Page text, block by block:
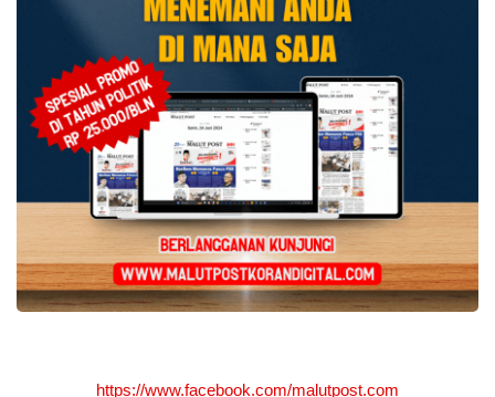
https://www.facebook.com/malutpost.com